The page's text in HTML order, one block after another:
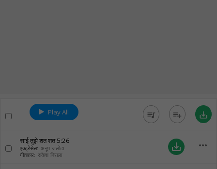
Play All queue_music playlist_add save_alt
साई तुझे शत शत5:26
एक्ट्रेसेस: अनूप जलोटा
गीतकार: राकेश निराला
save_alt more_horiz